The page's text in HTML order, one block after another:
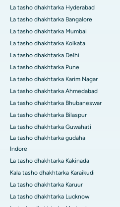
La tasho dhakhtarka Hyderabad
La tasho dhakhtarka Bangalore
La tasho dhakhtarka Mumbai
La tasho dhakhtarka Kolkata
La tasho dhakhtarka Delhi
La tasho dhakhtarka Pune
La tasho dhakhtarka Karim Nagar
La tasho dhakhtarka Ahmedabad
La tasho dhakhtarka Bhubaneswar
La tasho dhakhtarka Bilaspur
La tasho dhakhtarka Guwahati
La tasho dhakhtarka gudaha
Indore
La tasho dhakhtarka Kakinada
Kala tasho dhakhtarka Karaikudi
La tasho dhakhtarka Karuur
La tasho dhakhtarka Lucknow